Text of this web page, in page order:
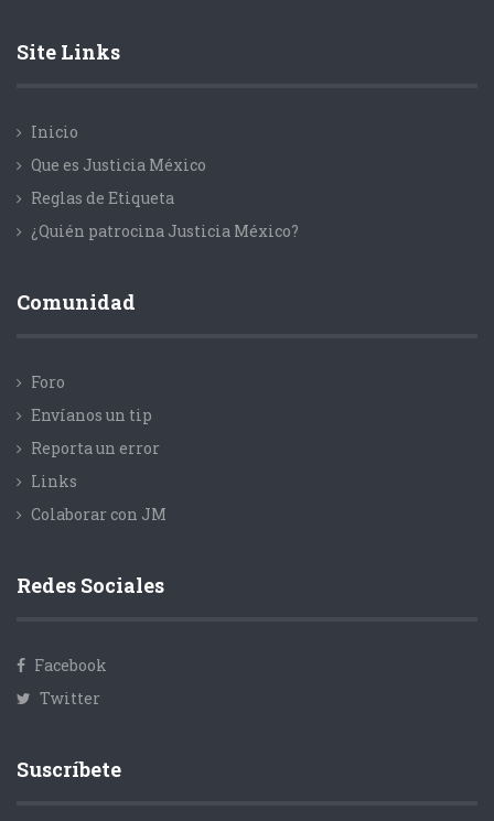
Site Links
Inicio
Que es Justicia México
Reglas de Etiqueta
¿Quién patrocina Justicia México?
Comunidad
Foro
Envíanos un tip
Reporta un error
Links
Colaborar con JM
Redes Sociales
Facebook
Twitter
Suscríbete